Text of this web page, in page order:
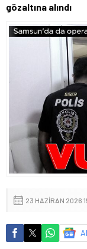
gözaltına alındı
23 HAZIRAN 2026